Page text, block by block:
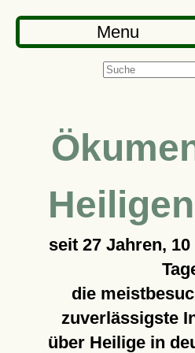
Menu
seit 27 Jahren,
die
zuverlässigste
über Heilige in